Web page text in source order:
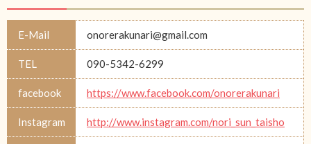
E-Mail onorerakunari@gmail.com
TEL 090-5342-6299
facebook https://www.facebook.com/onorerakunari
Instagram http://www.instagram.com/nori_sun_taisho